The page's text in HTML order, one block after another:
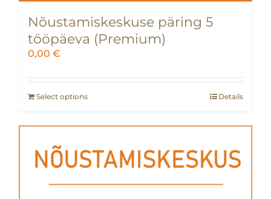
Nõustamiskeskuse päring 5
tööpäeva (Premium)
0,00 €
Select options Details